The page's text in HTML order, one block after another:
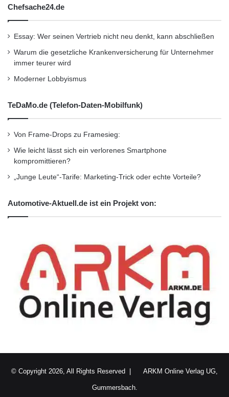
Chefsache24.de
Essay: Wer seinen Vertrieb nicht neu denkt, kann abschließen
Warum die gesetzliche Krankenversicherung für Unternehmer
immer teurer wird
Moderner Lobbyismus
TeDaMo.de (Telefon-Daten-Mobilfunk)
Von Frame-Drops zu Framesieg:
Wie leicht lässt sich ein verlorenes Smartphone
kompromittieren?
„Junge Leute“-Tarife: Marketing-Trick oder echte Vorteile?
Automotive-Aktuell.de ist ein Projekt von:
© Copyright 2026, All Rights Reserved | ARKM Online Verlag UG,
Gummersbach.